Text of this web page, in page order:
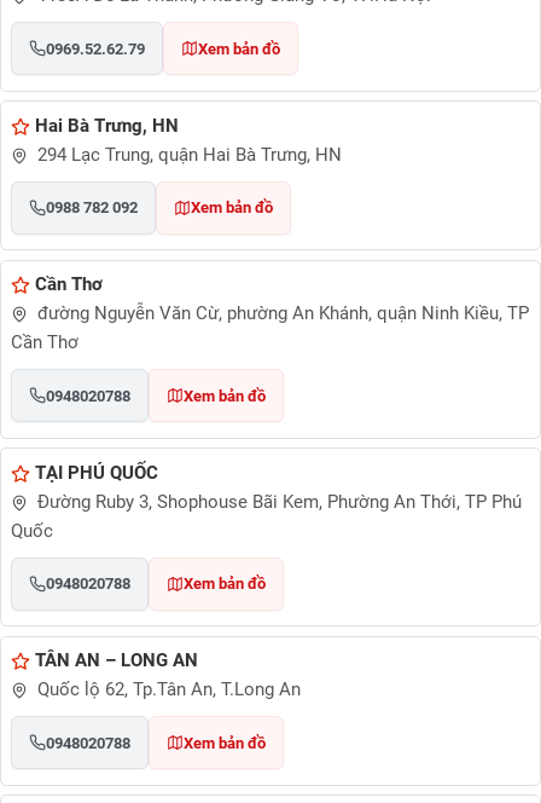
0969.52.62.79 Xem bản đồ
Hai Bà Trưng, HN
294 Lạc Trung, quận Hai Bà Trưng, HN
0988 782 092 Xem bản đồ
Cần Thơ
đường Nguyễn Văn Cừ, phường An Khánh, quận Ninh Kiều, TP
Cần Thơ
0948020788 Xem bản đồ
TẠI PHÚ QUỐC
Đường Ruby 3, Shophouse Bãi Kem, Phường An Thới, TP Phú
Quốc
0948020788 Xem bản đồ
TÂN AN – LONG AN
Quốc lộ 62, Tp.Tân An, T.Long An
0948020788 Xem bản đồ